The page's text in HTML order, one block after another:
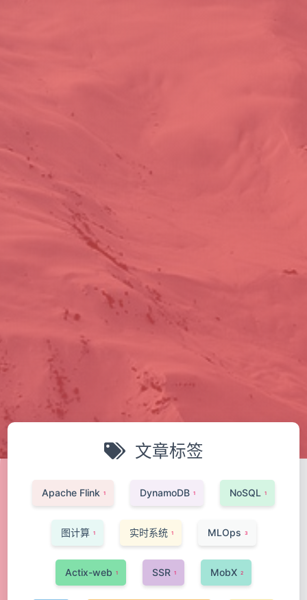
文章标签
Apache Flink 1 DynamoDB 1 NoSQL 1
图计算 1 实时系统 1 MLOps 3
Actix-web 1 SSR 1 MobX 2